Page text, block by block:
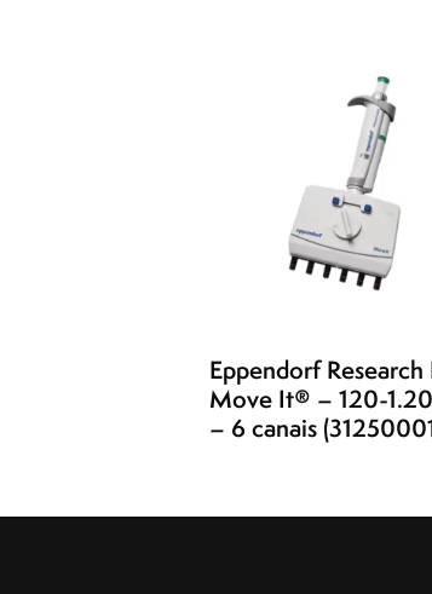
Eppendorf Research
Move It® – 120-
– 6 canais